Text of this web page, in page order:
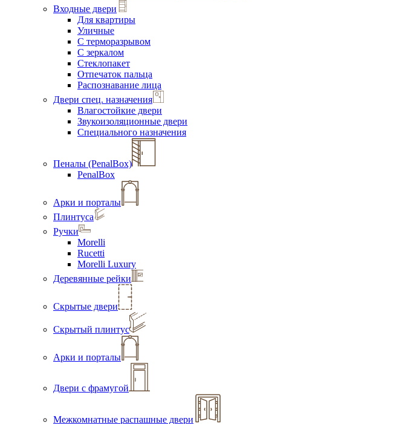
Входные двери
Для квартиры
Уличные
С терморазрывом
С зеркалом
Стеклопакет
Отпечаток пальца
Распознавание лица
Двери спец. назначения
Влагостойкие двери
Звукоизоляционные двери
Специального назначения
Пеналы (PenalBox)
PenalBox
Арки и порталы
Плинтуса
Ручки
Morelli
Rucetti
Morelli Luxury
Деревянные рейки
Скрытые двери
Скрытый плинтус
Арки и порталы
Двери с фрамугой
Межкомнатные распашные двери